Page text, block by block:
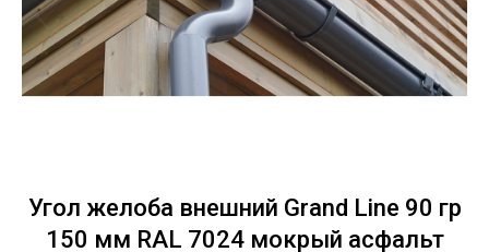
Угол желоба внешний Grand Line 90 гр
150 мм RAL 7024 мокрый асфальт